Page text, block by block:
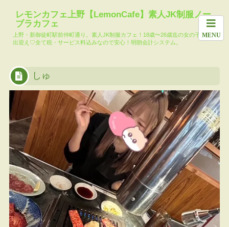
ホーム 料金システム 女の子一覧
本日の出勤キャ
スト
メール会員登録
ログ
ー池島TikTok
MENU
レモンカフェ上野【LemonCafe】素人JK制服ノー
ブラカフェ
上野・新御徒町駅前仲町通り。素人JK制服カフェ！18歳〜26歳迄の女の子達がお
出迎え♡全て税・サービス料込みなので安心！明朗会計システム。
しゅ